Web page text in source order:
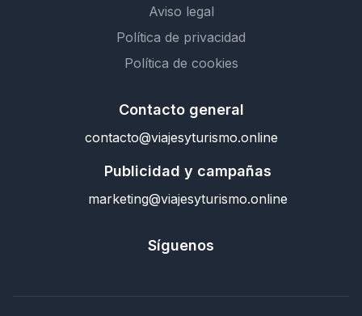
Aviso legal
Política de privacidad
Política de cookies
Contacto general
contacto@viajesyturismo.online
Publicidad y campañas
marketing@viajesyturismo.online
Síguenos